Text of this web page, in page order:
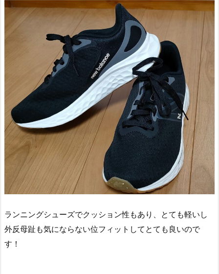
ランニングシューズでクッション性もあり、とても軽いし
外反母趾も気にならない位フィットしてとても良いので
す！